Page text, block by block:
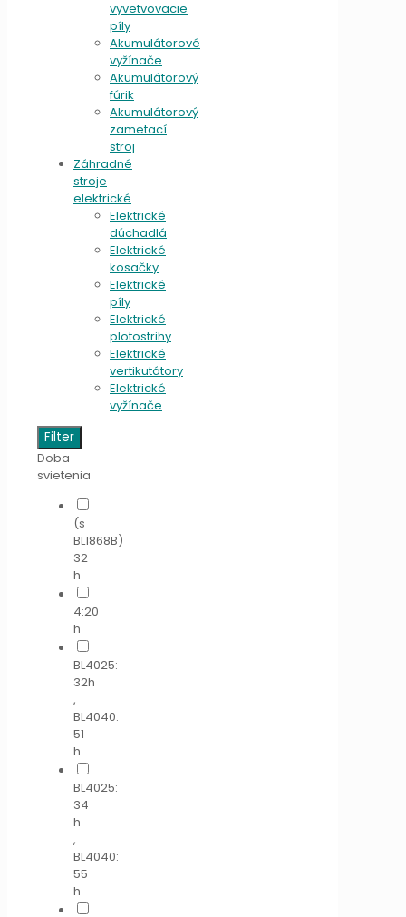
vyvetvovacie
píly
Akumulátorové
vyžínače
Akumulátorový
fúrik
Akumulátorový
zametací
stroj
Záhradné
stroje
elektrické
Elektrické
dúchadlá
Elektrické
kosačky
Elektrické
píly
Elektrické
plotostrihy
Elektrické
vertikutátory
Elektrické
vyžínače
Filter
Doba
svietenia
(s
BL1868B)
32
h
4:20
h
BL4025:
32h
,
BL4040:
51
h
BL4025:
34
h
,
BL4040:
55
h